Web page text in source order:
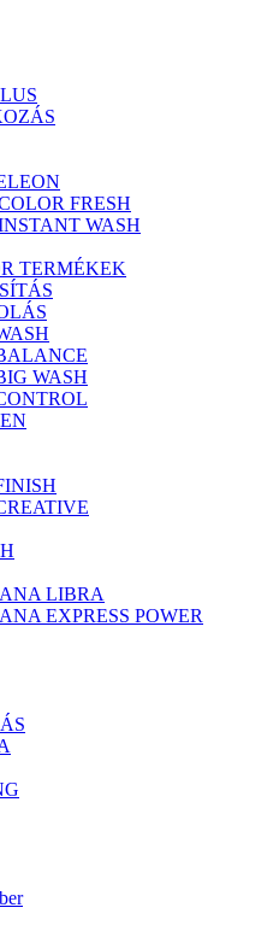
FRESH
WASH
TERMÉKEK
WASH
LIBRA
EXPRESS POWER